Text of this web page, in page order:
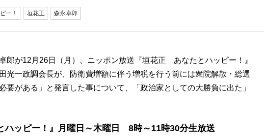
ー！ 垣花正 森永卓郎
郎が12月26日（月）、ニッポン放送『垣花正 あなたとハッピー！』
光一政調会長が、防衛費増額に伴う増税を行う前には衆院解散・総選
要がある」と発言した事について、「政治家としての大勝負に出た」
ハッピー！』月曜日～木曜日 8時～11時30分生放送